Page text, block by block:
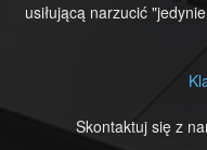
usiłującą narzucić
Skontaktuj się z